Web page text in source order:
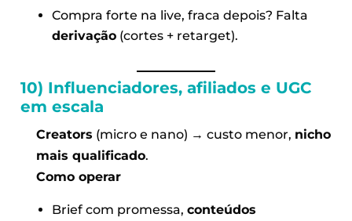
Compra forte na live, fraca depois? Falta
derivação(cortes + retarget).
10) Influenciadores, afiliados e UGC
em escala
Creators (micro e nano) → custo menor, nicho
mais qualificado.
Como operar
Brief com promessa, conteúdos